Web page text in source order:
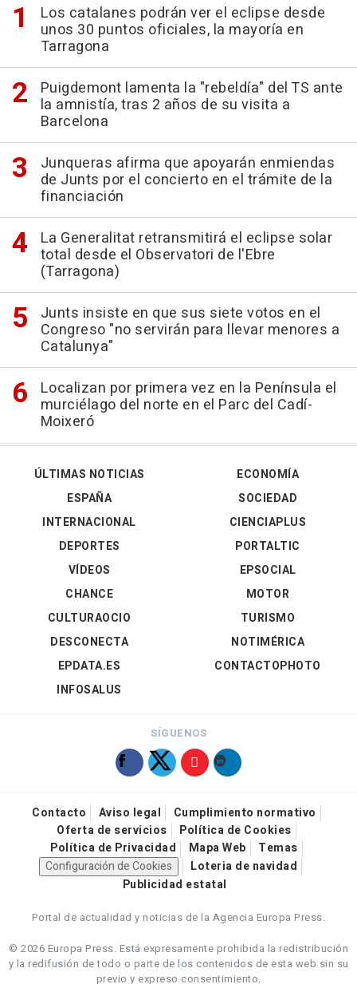
Los catalanes podrán ver el eclipse desde
unos 30 puntos oficiales, la mayoría en
Tarragona
Puigdemont lamenta la "rebeldía" del TS ante
la amnistía, tras 2 años de su visita a
Barcelona
Junqueras afirma que apoyarán enmiendas
de Junts por el concierto en el trámite de la
financiación
La Generalitat retransmitirá el eclipse solar
total desde el Observatori de l'Ebre
(Tarragona)
Junts insiste en que sus siete votos en el
Congreso "no servirán para llevar menores a
Catalunya"
Localizan por primera vez en la Península el
murciélago del norte en el Parc del Cadí-
Moixeró
ÚLTIMAS NOTICIAS
ESPAÑA
INTERNACIONAL
DEPORTES
VÍDEOS
ECONOMÍA
SOCIEDAD
CIENCIAPLUS
PORTALTIC
EPSOCIAL
CHANCE
CULTURAOCIO
DESCONECTA
EPDATA.ES
INFOSALUS
MOTOR
TURISMO
NOTIMÉRICA
CONTACTOPHOTO
SÍGUENOS
Contacto Aviso legal
Cumplimiento normativo
Oferta de servicios
Política de Cookies
Política de Privacidad
Mapa Web
Temas
Configuración de Cookies
Loteria de navidad
Publicidad estatal
Portal de actualidad y noticias de la Agencia Europa Press.
© 2026 Europa Press. Está expresamente prohibida la redistribución
y la redifusión de todo o parte de los contenidos de esta web sin su
previo y expreso consentimiento.